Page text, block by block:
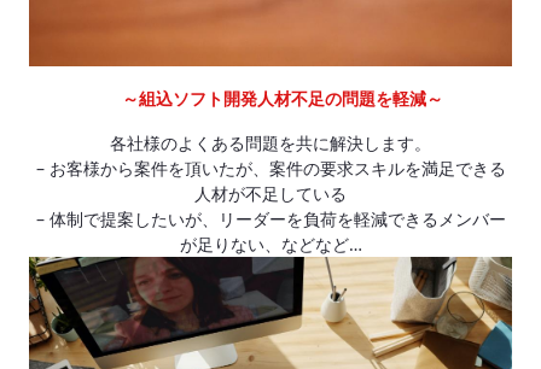
～組込ソフト開発人材不足の問題を軽減～
各社様のよくある問題を共に解決します。
– お客様から案件を頂いたが、案件の要求スキルを満足できる
人材が不足している
– 体制で提案したいが、リーダーを負荷を軽減できるメンバー
が足りない、などなど…